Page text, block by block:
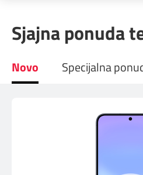
Putuj pametnije
Sjajna ponuda
Novo Specijalna